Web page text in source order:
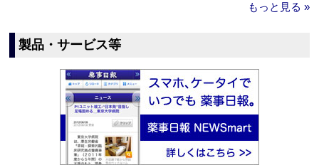
もっと見る »
製品・サービス等